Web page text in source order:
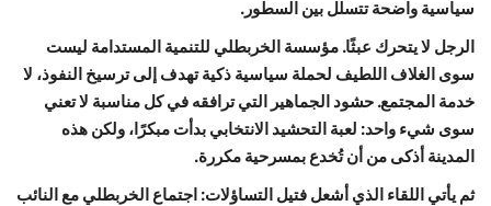
سياسية واضحة تتسلل بين السطور.
الرجل لا يتحرك عبثًا. مؤسسة الخربطلي للتنمية المستدامة ليست
سوى الغلاف اللطيف لحملة سياسية ذكية تهدف إلى ترسيخ النفوذ، لا
خدمة المجتمع. حشود الجماهير التي ترافقه في كل مناسبة لا تعني
سوى شيء واحد: لعبة التحشيد الانتخابي بدأت مبكرًا، ولكن هذه
المدينة أذكى من أن تُخدع بمسرحية مكررة.
ثم يأتي اللقاء الذي أشعل فتيل التساؤلات: اجتماع الخربطلي مع النائب